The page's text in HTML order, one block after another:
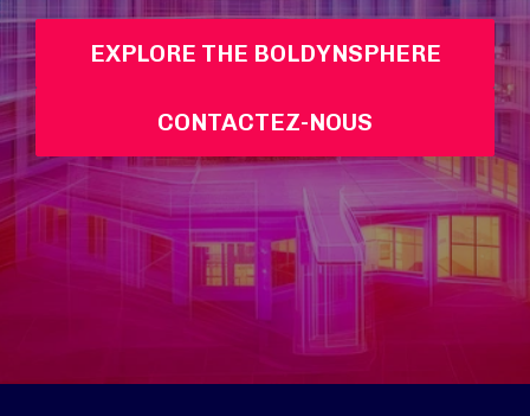
EXPLORE THE BOLDYNSPHERE
CONTACTEZ-NOUS